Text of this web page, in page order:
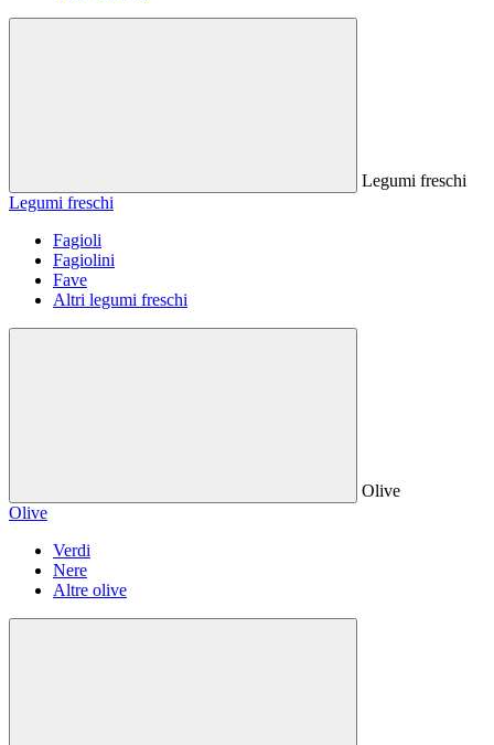
Legumi freschi
Legumi freschi
Fagioli
Fagiolini
Fave
Altri legumi freschi
Olive
Olive
Verdi
Nere
Altre olive